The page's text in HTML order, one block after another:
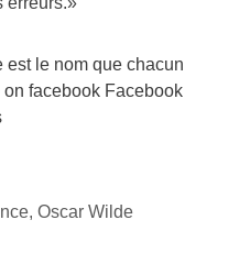
est le nom que chacun
facebook Facebook
, Oscar Wilde